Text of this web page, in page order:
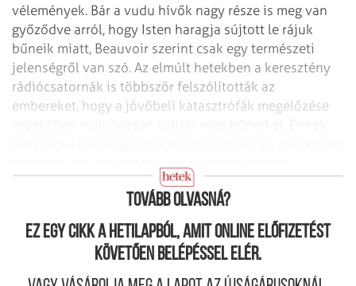
vélemények. Bár a vudu hívők nagy része is meg van
győződve arról, hogy Isten haragja sújtott le rájuk
bűneik miatt, Beauvoir szerint csak egy természeti
jelenségről van szó. Az elmúlt hetekben a keresztény
rádiócsatornák is többször felszólították az
embereket, hogy a jövőbeli katasztrófák megelőzése
elkötelezze magát Isten mellett.
Tovább olvasná?
Ez egy cikk a hetilapból, amit online előfizetést
követően belépéssel elér.